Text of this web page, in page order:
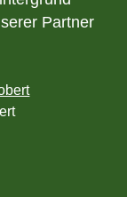
Partner